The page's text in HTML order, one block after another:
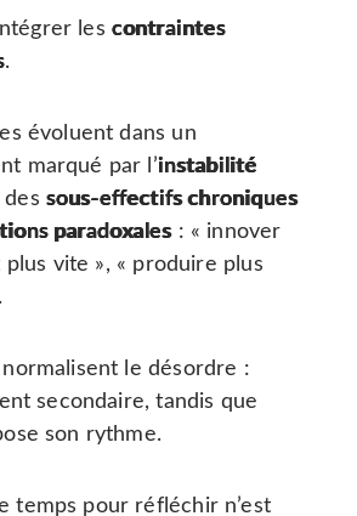
lescontraintes
.
évoluent dans un
marqué par l’instabilité
des sous-effectifs chroniques
paradoxales: « innover
vite », « produire plus
le désordre :
secondaire, tandis que
son rythme.
temps pour réfléchir n’est